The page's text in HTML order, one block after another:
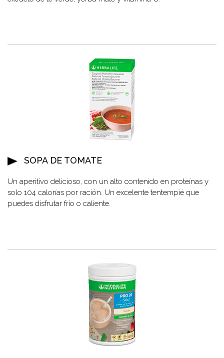
SOPA DE TOMATE
Un aperitivo delicioso, con un alto contenido en proteínas y
solo 104 calorías por ración. Un excelente tentempié que
puedes disfrutar frío o caliente.